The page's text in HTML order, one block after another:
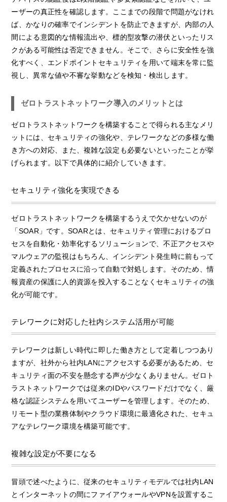
ーザーの真正性を確認します。ここまでの段階で問題がなけれ
ば、かなりの確率でインシデントを防止できますが、内部の人
間による意図的な情報流出や、標的型攻撃の潜伏といったリス
クがある可能性は否定できません。そこで、さらに安全性を強
化すべく、エンドポイントセキュリティを用いて端末を常に監
視し、異常な値や不審な挙動などを検知・検出します。
ゼロトラストネットワーク導入のメリットとは
ゼロトラストネットワークを構築することで得られる主なメリ
ットには、セキュリティの強化や、テレワークなどの多様な働
き方への対応、また、複雑な設定も必要ないといったことが挙
げられます。以下で具体的に紹介していきます。
セキュリティ強化を実現できる
ゼロトラストネットワークを構築するうえで欠かせないのが
「SOAR」です。SOARとは、セキュリティ管理におけるプロ
セスを自動化・効率化するソリューションで、不正アクセスや
マルウェアの監視はもちろん、インシデント発生時に前もって
定義されたプロセスに沿って自動で対処します。そのため、情
報資産の保護に人的資源を投入することなくセキュリティの強
化が可能です。
テレワークに対応した社内システム活用が可能
テレワークは新しい時代に即した働き方として定着しつつあり
ますが、社外から社内LANにアクセスする必要があるため、セ
キュリティ面の不安を懸念する声が少なくありません。ゼロト
ラストネットワークでは従来のIDやパスワードだけでなく、厳
格な認証システムを用いてユーザーを管理します。そのため、
リモート型の業務体制やクラウド環境に最適化された、セキュ
アなテレワーク環境を構築可能です。
複雑な設定が不要になる
冒頭で述べたように、従来のセキュリティモデルでは社内LAN
とインターネットの間にファイアウォールやVPNを設置するこ